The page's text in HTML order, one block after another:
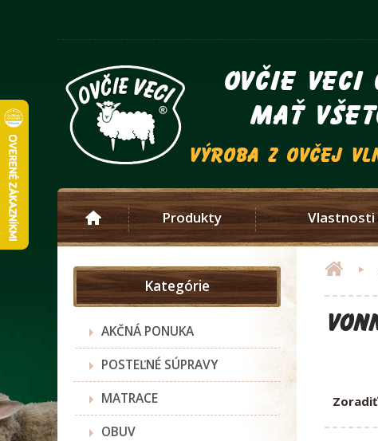
ovčie veci
mať
výroba z ovčej
Produkty Vlastnosti
Kategórie
AKČNÁ PONUKA
POSTEĽNÉ SÚPRAVY
MATRACE
OBUV